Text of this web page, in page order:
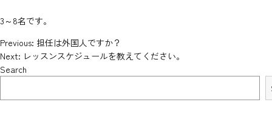
3～8名です。
Post
Previous: 担任は外国人ですか？
Next: レッスンスケジュールを教えてください。
Search